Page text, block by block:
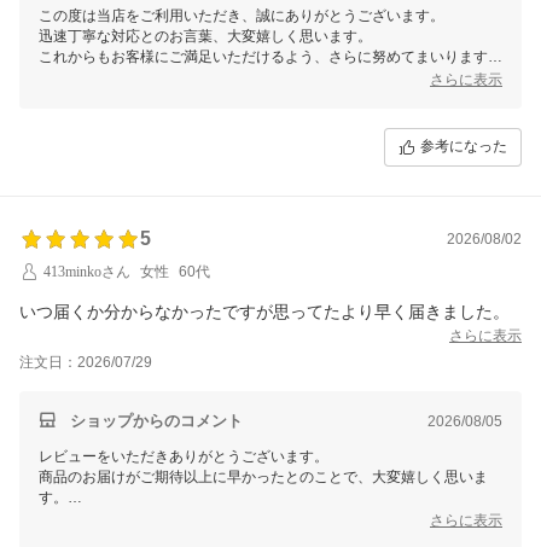
この度は当店をご利用いただき、誠にありがとうございます。
迅速丁寧な対応とのお言葉、大変嬉しく思います。
これからもお客様にご満足いただけるよう、さらに努めてまいりますの
さらに表示
参考になった
5
2026/08/02
413minkoさん
女性 60代
いつ届くか分からなかったですが思ってたより早く届きました。
さらに表示
注文日：2026/07/29
ショップからのコメント 2026/08/05
レビューをいただきありがとうございます。
商品のお届けがご期待以上に早かったとのことで、大変嬉しく思いま
す。
これからも迅速で安心していただけるサービスを心がけてまいりますの
さらに表示